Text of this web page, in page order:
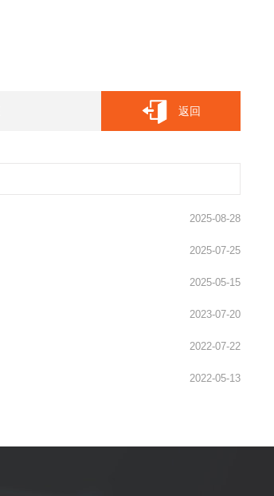
返回
2025-08-28
2025-07-25
2025-05-15
2023-07-20
2022-07-22
2022-05-13